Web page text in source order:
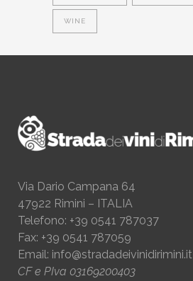
WINE
Via Dario Campana 64
47922 Rimini – ITALIA
Telefono: +39 0541 787037
Fax: +39 0541 787059
Email: info@stradadeivinidirimini.it
CF e PIva 03169200403